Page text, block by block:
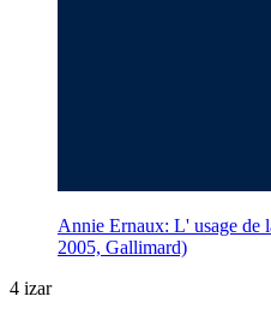
Annie Ernaux: L' usage de
2005, Gallimard)
4 izar